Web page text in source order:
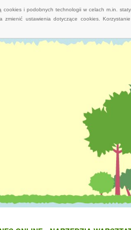
i podobnych technologii w celach m.in.
zmienić ustawienia dotyczące cookies.